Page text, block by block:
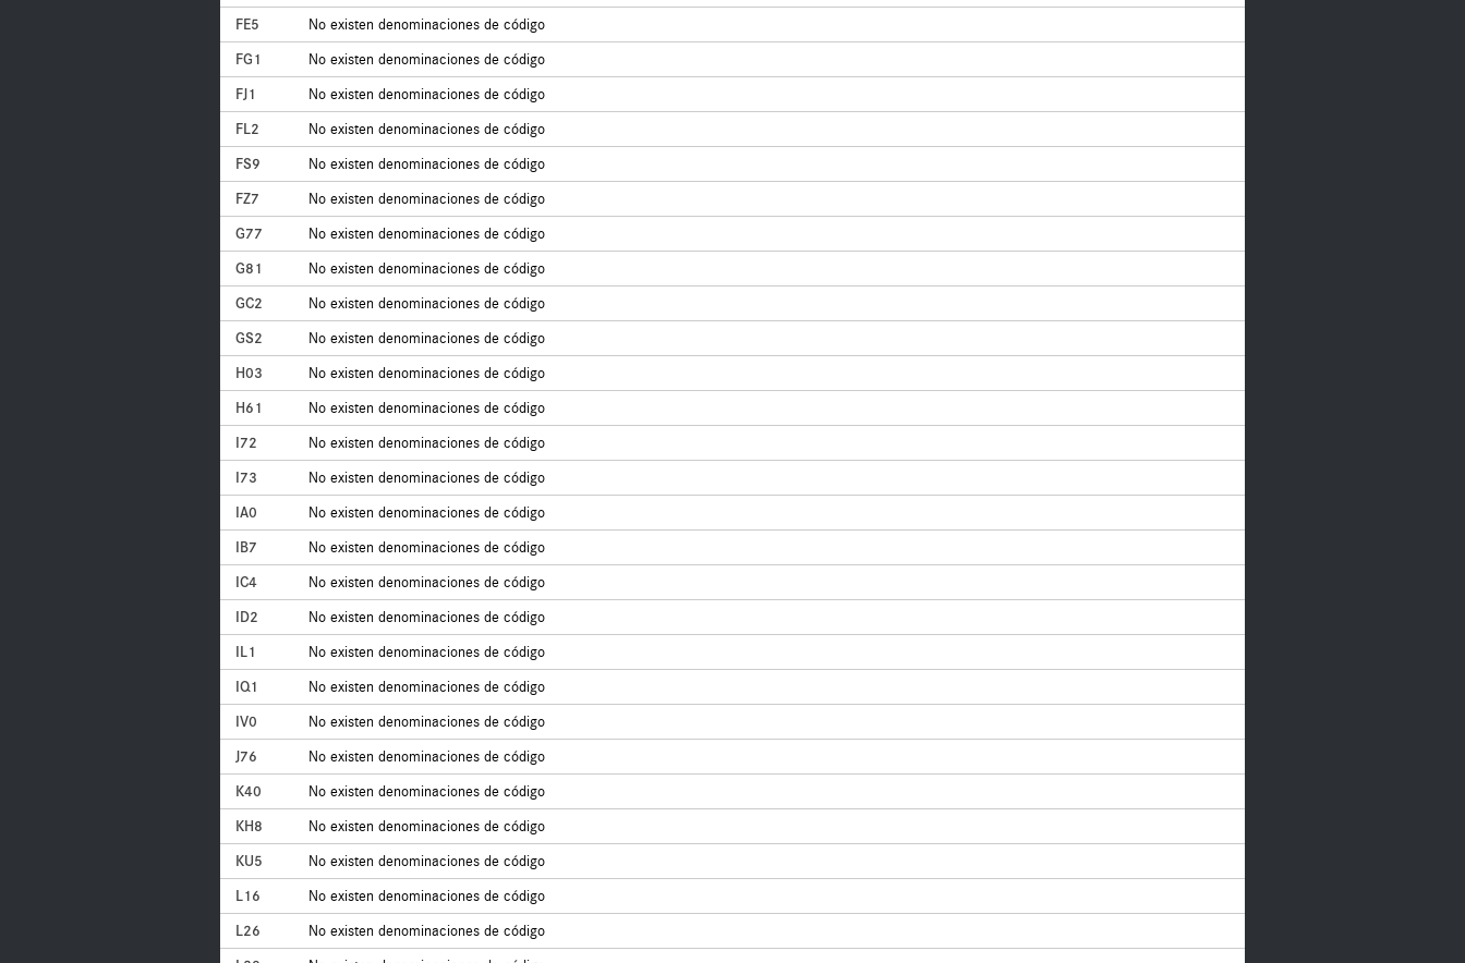
FE5
No existen denominaciones de código
FG1
No existen denominaciones de código
FJ1
No existen denominaciones de código
FL2
No existen denominaciones de código
FS9
No existen denominaciones de código
FZ7
No existen denominaciones de código
G77
No existen denominaciones de código
G81
No existen denominaciones de código
GC2
No existen denominaciones de código
GS2
No existen denominaciones de código
H03
No existen denominaciones de código
H61
No existen denominaciones de código
I72
No existen denominaciones de código
I73
No existen denominaciones de código
IA0
No existen denominaciones de código
IB7
No existen denominaciones de código
IC4
No existen denominaciones de código
ID2
No existen denominaciones de código
IL1
No existen denominaciones de código
IQ1
No existen denominaciones de código
IV0
No existen denominaciones de código
J76
No existen denominaciones de código
K40
No existen denominaciones de código
KH8
No existen denominaciones de código
KU5
No existen denominaciones de código
L16
No existen denominaciones de código
L26
No existen denominaciones de código